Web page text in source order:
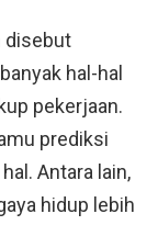
disebut
hal-hal
pekerjaan.
prediksi
Antara lain,
hidup lebih